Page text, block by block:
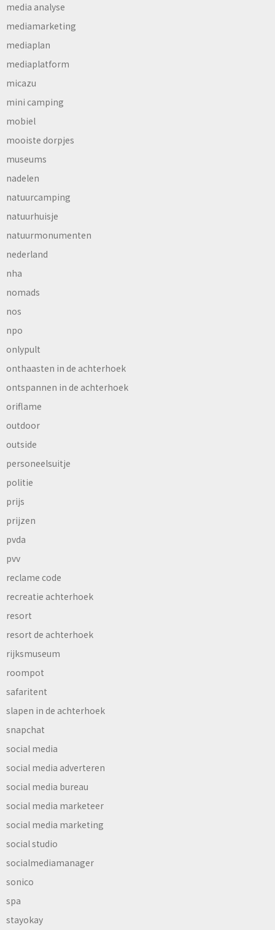
media analyse
mediamarketing
mediaplan
mediaplatform
micazu
mini camping
mobiel
mooiste dorpjes
museums
nadelen
natuurcamping
natuurhuisje
natuurmonumenten
nederland
nha
nomads
nos
npo
onlypult
onthaasten in de achterhoek
ontspannen in de achterhoek
oriflame
outdoor
outside
personeelsuitje
politie
prijs
prijzen
pvda
pvv
reclame code
recreatie achterhoek
resort
resort de achterhoek
rijksmuseum
roompot
safaritent
slapen in de achterhoek
snapchat
social media
social media adverteren
social media bureau
social media marketeer
social media marketing
social studio
socialmediamanager
sonico
spa
stayokay